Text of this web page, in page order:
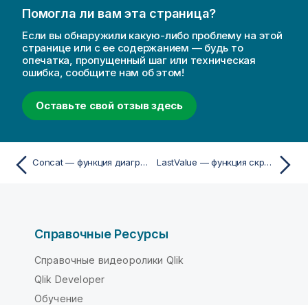
Помогла ли вам эта страница?
Если вы обнаружили какую-либо проблему на этой
странице или с ее содержанием — будь то
опечатка, пропущенный шаг или техническая
ошибка, сообщите нам об этом!
Оставьте свой отзыв здесь
Concat — функция диаграммы LastValue — функция скрипта
Справочные Ресурсы
Справочные видеоролики Qlik
Qlik Developer
Обучение